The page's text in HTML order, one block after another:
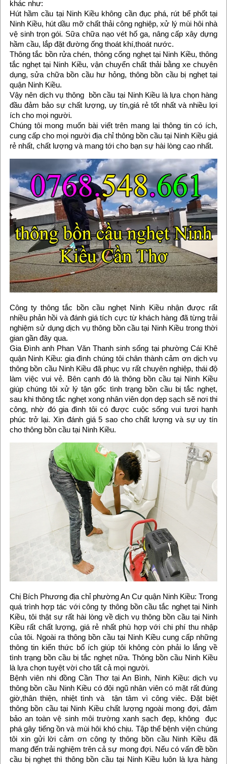
khác như:
Hút hầm cầu tại Ninh Kiều không cần đục phá, rút bể phốt tại
Ninh Kiều, hút dầu mỡ chất thải công nghiệp, xử lý mùi hôi nhà
vệ sinh trọn gói. Sữa chữa nạo vét hố ga, nâng cấp xây dựng
hầm cầu, lắp đặt đường ống thoát khí,thoát nước.
Thông tắc bồn rửa chén, thông cống nghẹt tại Ninh Kiều, thông
tắc nghẹt tại Ninh Kiều, vận chuyển chất thải bằng xe chuyên
dụng, sửa chữa bồn cầu hư hỏng, thông bồn cầu bị nghẹt tại
quận Ninh Kiều.
Vậy nên dịch vụ thông bồn cầu tại Ninh Kiều là lựa chọn hàng
đầu đảm bảo sự chất lượng, uy tín,giá rẻ tốt nhất và nhiều lợi
ích cho mọi người.
Chúng tôi mong muốn bài viết trên mang lại thông tin có ích,
cung cấp cho mọi người địa chỉ thông bồn cầu tại Ninh Kiều giá
rẻ nhất, chất lượng và mang tới cho bạn sự hài lòng cao nhất.
Công ty thông tắc bồn cầu nghẹt Ninh Kiều nhận được rất
nhiều phản hồi và đánh giá tích cực từ khách hàng đã từng trải
nghiệm sử dụng dịch vụ thông bồn cầu tại Ninh Kiều trong thời
gian gần đây qua.
Gia Đình anh Phan Văn Thanh sinh sống tại phường Cái Khê
quận Ninh Kiều: gia đình chúng tôi chân thành cảm ơn dịch vụ
thông bồn cầu Ninh Kiều đã phục vụ rất chuyên nghiệp, thái độ
làm việc vui vẻ. Bên cạnh đó là thông bồn cầu tại Ninh Kiều
giúp chúng tôi xử lý tận gốc tình trạng bồn cầu bị tắc nghẹt,
sau khi thông tắc nghẹt xong nhân viên dọn dẹp sạch sẽ nơi thi
công, nhờ đó gia đình tôi có được cuộc sống vui tươi hạnh
phúc trở lại. Xin đánh giá 5 sao cho chất lượng và sự uy tín
cho thông bồn cầu tại Ninh Kiều.
Chị Bích Phương địa chỉ phường An Cư quận Ninh Kiều: Trong
quá trình hợp tác với công ty thông bồn cầu tắc nghẹt tại Ninh
Kiều, tôi thật sự rất hài lòng về dịch vụ thông bồn cầu tại Ninh
Kiều rất chất lượng, giá rẻ nhất phù hợp với chi phí thu nhập
của tôi. Ngoài ra thông bồn cầu tại Ninh Kiều cung cấp những
thông tin kiến thức bổ ích giúp tôi không còn phải lo lắng về
tình trạng bồn cầu bị tắc nghẹt nữa. Thông bồn cầu Ninh Kiều
là lựa chọn tuyệt vời cho tất cả mọi người.
Bệnh viên nhi đồng Cần Thơ tại An Bình, Ninh Kiều: dịch vụ
thông bồn cầu Ninh Kiều có đội ngũ nhân viên có mặt rất đúng
giờ,thân thiện, nhiệt tình và tận tâm vì công viêc. Đặt biệt
thông bồn cầu tại Ninh Kiều chất lượng ngoài mong đợi, đảm
bảo an toàn vệ sinh môi trường xanh sạch đẹp, không đục
phá gây tiếng ồn và mùi hôi khó chịu. Tập thể bệnh viện chúng
tôi xin gửi lời cảm ơn công ty thông bồn cầu Ninh Kiều đã
mang đến trải nghiệm trên cả sự mong đợi. Nếu có vấn đề bồn
cầu bị nghẹt thì thông bồn cầu tại Ninh Kiều luôn là lựa hàng